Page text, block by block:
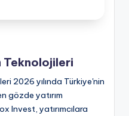
Teknolojileri
2026 yılında Türkiye'nin
gözde yatırım
Invest, yatırımcılara